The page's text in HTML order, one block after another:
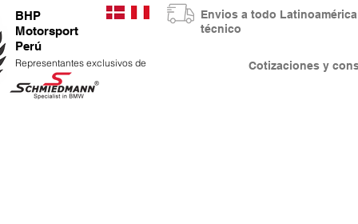
BHP
Motorsport
Perú
Representantes exclusivos de Cotizaciones y
Envios a todo
técnico